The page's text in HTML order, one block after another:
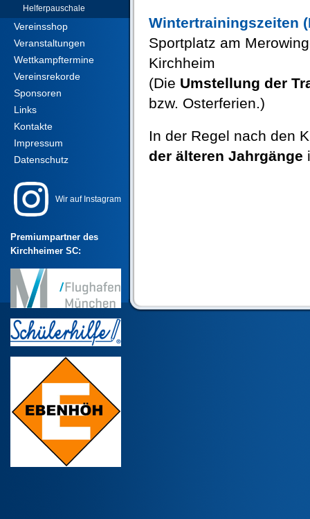
Helferpauschale
Vereinsshop
Veranstaltungen
Wettkampftermine
Vereinsrekorde
Sponsoren
Links
Kontakte
Impressum
Datenschutz
Wir auf Instagram
Premiumpartner des
Kirchheimer SC:
Wintertrainingszeiten
Sportplatz am
Kirchheim
(Die Umstellung der
bzw. Osterferien.)
In der Regel nach den
der älteren Jahrgänge